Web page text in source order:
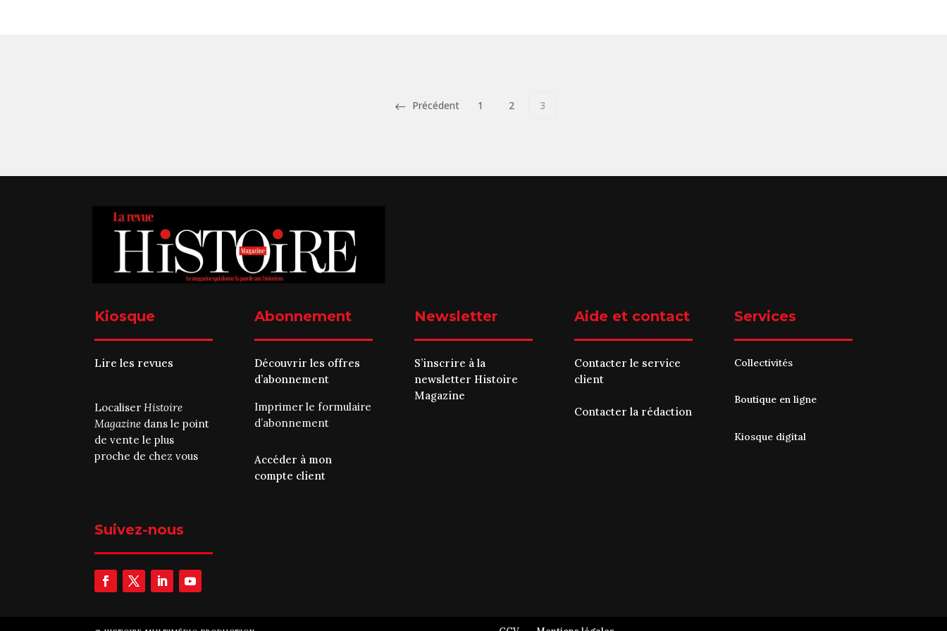
Précédent 1 2 3
Kiosque
Lire les revues
Localiser Histoire
Magazine dans le point
de vente le plus
proche de chez vous
Abonnement
Découvrir les offres
d’abonnement
Imprimer leformulaire
d’abonnement
Accéder à mon
compte client
Newsletter
S’inscrire à la
newsletter Histoire
Magazine
Aide et contact
Contacter le service
client
Contacter la rédaction
Services
Collectivités
Boutique en ligne
Kiosque digital
Suivez-nous